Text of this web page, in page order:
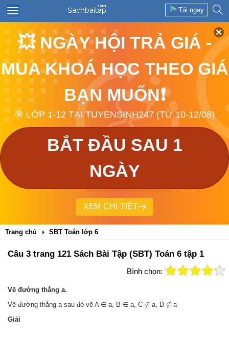
Tải ngay
💥 NGÀY HỘI TRẢ GIÁ -
MUA KHOÁ HỌC THEO GIÁ
BẠN MUỐN❗
🎯 LỚP 1-12 TẠI TUYENSINH247 (TỪ 10-12/08)
BẮT ĐẦU SAU 1
NGÀY
XEM CHI TIẾT
Trang chủ SBT Toán lớp 6
Câu 3 trang 121 Sách Bài Tập (SBT) Toán 6 tập 1
Bình chọn:
Vẽ đường thẳng a.
Vẽ đường thẳng a sau đó vẽ A ∈ a, B ∈ a, C ∉
∉ a, D ∉
∉ a
Giải